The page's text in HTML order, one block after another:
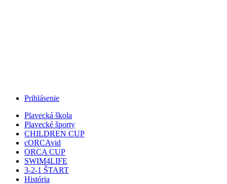
Prihlásenie
Plavecká škola
Plavecké športy
CHILDREN CUP
cORCAvid
ORCA CUP
SWIM4LIFE
3-2-1 ŠTART
História